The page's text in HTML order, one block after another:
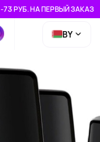
-73 РУБ. НА ПЕРВЫЙ ЗАКАЗ
BY